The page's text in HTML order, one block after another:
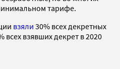
тарифе.
взяли 30% всех декретных
всех взявших декрет в 2020